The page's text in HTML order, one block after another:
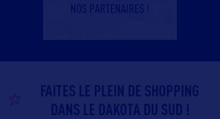
FAITES LE PLEIN DE SHOPPING
DANS LE DAKOTA DU SUD !